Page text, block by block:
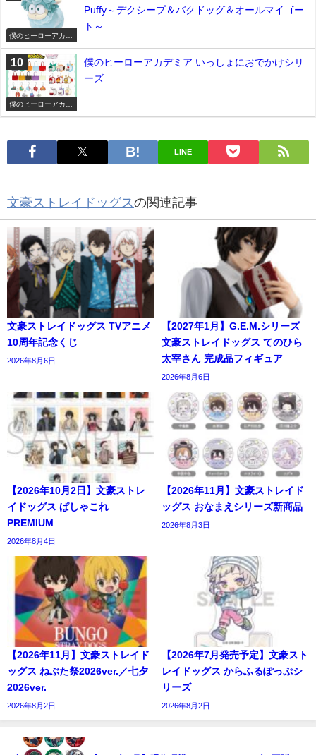
僕のヒーローアカデ
Puffy～デクシープ＆バクドッグ＆オールマイゴー
ト～
僕のヒーローアカデ
僕のヒーローアカデミア いっしょにおでかけシリ
ーズ
LINE
文豪ストレイドッグスの関連記事
文豪ストレイドッグス TVアニメ
10周年記念くじ
2026年8月6日
【2027年1月】G.E.M.シリーズ
文豪ストレイドッグス てのひら
太宰さん 完成品フィギュア
2026年8月6日
【2026年10月2日】文豪ストレ
イドッグス ぱしゃこれ
PREMIUM
2026年8月4日
【2026年11月】文豪ストレイド
ッグス おなまえシリーズ新商品
2026年8月3日
【2026年11月】文豪ストレイド
ッグス ねぶた祭2026ver.／七夕
2026ver.
2026年8月2日
【2026年7月発売予定】文豪スト
レイドッグス からふるぽっぷシ
リーズ
2026年8月2日